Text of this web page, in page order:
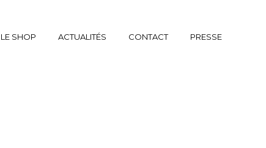
LE SHOP ACTUALITÉS CONTACT PRESSE